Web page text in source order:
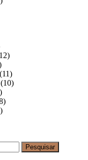
(11)
(10)